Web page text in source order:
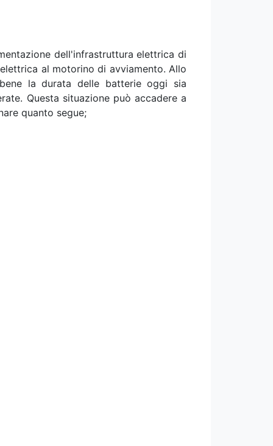
dell'infrastruttura elettrica di
al motorino di avviamento. Allo
la durata delle batterie oggi sia
Questa situazione può accadere a
quanto segue;